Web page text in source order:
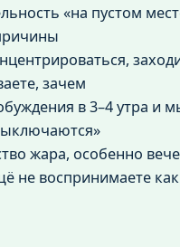
«на пустом
зачем
в 3–4 утра и
жара, особенно
не воспринимаете как